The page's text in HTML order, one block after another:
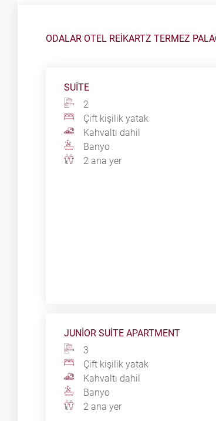
ODALAR OTEL REIKARTZ TERMEZ
SUITE
2
Çift kişilik yatak
Kahvaltı dahil
Banyo
2 ana yer
JUNIOR SUITE APARTMENT
3
Çift kişilik yatak
Kahvaltı dahil
Banyo
2 ana yer